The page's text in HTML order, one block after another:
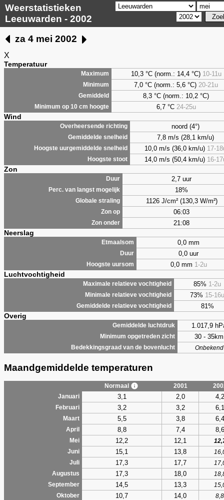
Weerstatistieken
Leeuwarden - 2002
za 4 mei 2002
X
Temperatuur
Maximum 10,3 °C (norm.: 14,4 °C) 10-11u
Minimum 7,0 °C (norm.: 5,6 °C) 20-21u
Gemiddeld 8,3 °C (norm.: 10,2 °C)
Minimum op 10 cm hoogte 6,7°C 24-25u
Wind
Overheersende richting noord (4°)
Gemiddelde snelheid 7,8 m/s (28,1 km/u)
Hoogste uurgemiddelde snelheid 10,0 m/s (36,0 km/u) 17-
Hoogste stoot 14,0 m/s (50,4 km/u) 16-
Zon
Duur 2,7 uur
Perc. van langst mogelijk 18%
Globale straling 1126 J/cm² (130,3 W/m²)
Zon op 06:03
Zon onder 21:08
Neerslag
Etmaalsom 0,0 mm
Duur 0,0 uur
Hoogste uursom 0,0 mm 1-2u
Luchtvochtigheid
Maximale relatieve vochtigheid 85% 1-2u
Minimale relatieve vochtigheid 73% 15-16u
Gemiddelde relatieve vochtigheid 81%
Overig
Gemiddelde luchtdruk 1.017,9
Minimum opgetreden zicht 30 - 35km
Bedekkingsgraad van de bovenlucht Onbekend
Maandgemiddelde temperaturen
Normaal 2001
Januari
3,1 2,0 4,2
Februari 3,2 3,2 6,1
Maart 5,5 3,8 6,4
April 8,8 7,4 8,6
Mei 12,2 12,1
Juni
15,1 13,8
Juli
17,3 17,7
Augustus
17,3 18,0
September
14,5 13,3
Oktober
10,7 14,0
8,8